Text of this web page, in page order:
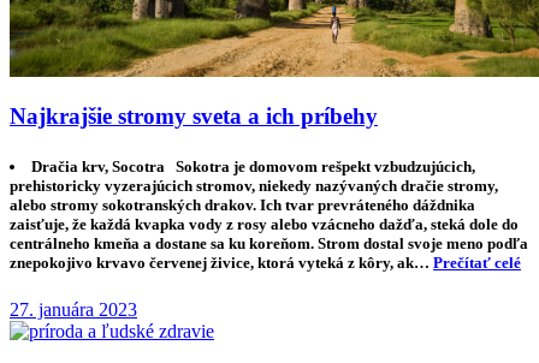
Najkrajšie stromy sveta a ich príbehy
Dračia krv, Socotra Sokotra je domovom rešpekt vzbudzujúcich,
prehistoricky vyzerajúcich stromov, niekedy nazývaných dračie stromy,
alebo stromy sokotranských drakov. Ich tvar prevráteného dáždnika
zaisťuje, že každá kvapka vody z rosy alebo vzácneho dažďa, steká dole do
centrálneho kmeňa a dostane sa ku koreňom. Strom dostal svoje meno podľa
znepokojivo krvavo červenej živice, ktorá vyteká z kôry, ak… Prečítať celé
27. januára 2023